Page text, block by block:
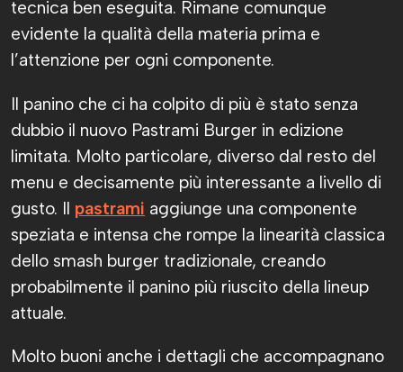
tecnica ben eseguita. Rimane comunque
evidente la qualità della materia prima e
l’attenzione per ogni componente.
Il panino che ci ha colpito di più è stato senza
dubbio il nuovo Pastrami Burger in edizione
limitata. Molto particolare, diverso dal resto del
menu e decisamente più interessante a livello di
gusto. Il pastrami aggiunge una componente
speziata e intensa che rompe la linearità classica
dello smash burger tradizionale, creando
probabilmente il panino più riuscito della lineup
attuale.
Molto buoni anche i dettagli che accompagnano